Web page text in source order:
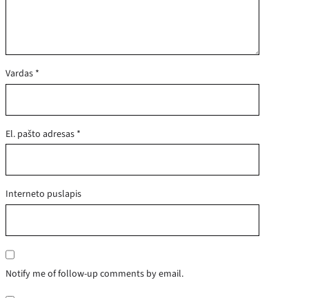
Vardas *
El. pašto adresas *
Interneto puslapis
Notify me of follow-up comments by email.